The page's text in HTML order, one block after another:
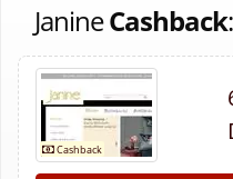
JanineCashback: